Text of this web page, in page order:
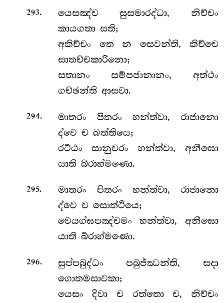
293.
යෙසඤ්ච සුසමාරද්ධා, නිච්චං
කායගතා සති;
අකිච්චං තෙ න සෙවන්ති, කිච්චෙ
සාතච්චකාරිනො;
සතානං සම්පජානානං, අත්ථං
ගච්ඡන්ති ආසවා.
294. මාතරං පිතරං හන්ත්වා, රාජානො
ද්වෙ ච ඛත්තියෙ;
රට්ඨං සානුචරං හන්ත්වා, අනීඝො
යාති බ්රාහ්මණො.
295.
මාතරං පිතරං හන්ත්වා, රාජානො
ද්වෙ ච සොත්ථියෙ;
වෙයග්ඝපඤ්චමං හන්ත්වා, අනීඝො
යාති බ්රාහ්මණො.
296.
සුප්පබුද්ධං පබුජ්ඣන්ති, සදා
ගොතමසාවකා;
යෙසං දිවා ච රත්තො ච, නිච්චං